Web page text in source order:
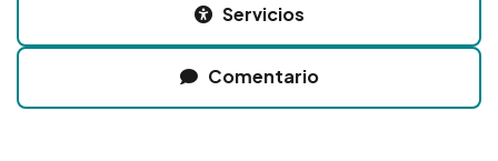
Servicios
Comentario